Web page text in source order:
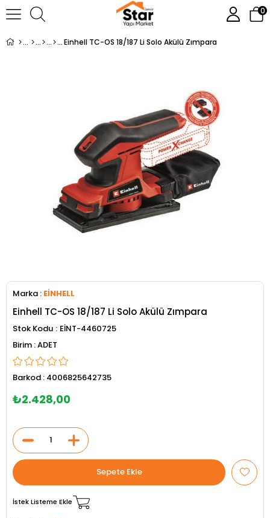
0
Einhell TC-OS 18/187 Li Solo Akülü Zımpara
Marka : EİNHELL
Einhell TC-OS 18/187 Li Solo Akülü Zımpara
Stok Kodu
EİNT-4460725
ADET
Barkod : 4006825642735
₺2.428,00
İstek Listeme Ekle